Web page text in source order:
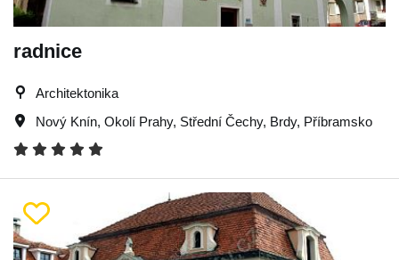
radnice
Architektonika
Nový Knín, Okolí Prahy, Střední Čechy, Brdy, Příbramsko